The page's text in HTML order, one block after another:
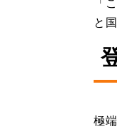
「
と
極